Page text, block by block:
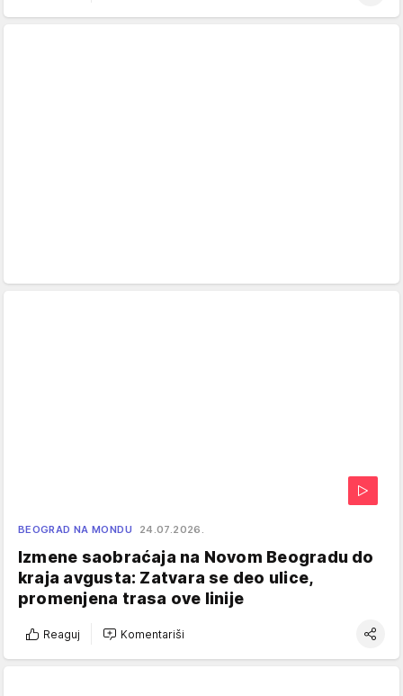
BEOGRAD NA MONDU 24.07.2026.
Izmene saobraćaja na Novom Beogradu do
kraja avgusta: Zatvara se deo ulice,
promenjena trasa ove linije
Reaguj Komentariši